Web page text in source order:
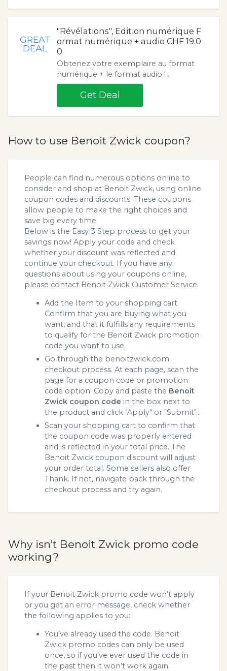
GREAT
DEAL
"Révélations", Edition numérique F
ormat numérique + audio CHF 19.0
0
Obtenez votre exemplaire au format
numérique + le format audio ! .
Get Deal
How to use Benoit Zwick coupon?
People can find numerous options online to
consider and shop at Benoit Zwick, using online
coupon codes and discounts. These coupons
allow people to make the right choices and
save big every time.
Below is the Easy 3 Step process to get your
savings now! Apply your code and check
whether your discount was reflected and
continue your checkout. If you have any
questions about using your coupons online,
please contact Benoit Zwick Customer Service.
Add the Item to your shopping cart.
Confirm that you are buying what you
want, and that it fulfills any requirements
to qualify for the Benoit Zwick promotion
code you want to use.
Go through the benoitzwick.com
checkout process. At each page, scan the
page for a coupon code or promotion
code option. Copy and paste the Benoit
Zwick coupon code in the box next to
the product and click "Apply" or "Submit"...
Scan your shopping cart to confirm that
the coupon code was properly entered
and is reflected in your total price. The
Benoit Zwick coupon discount will adjust
your order total. Some sellers also offer
Thank. If not, navigate back through the
checkout process and try again.
Why isn’t Benoit Zwick promo code
working?
If your Benoit Zwick promo code won’t apply
or you get an error message, check whether
the following applies to you:
You’ve already used the code. Benoit
Zwick promo codes can only be used
once, so if you’ve ever used the code in
the past then it won’t work again.